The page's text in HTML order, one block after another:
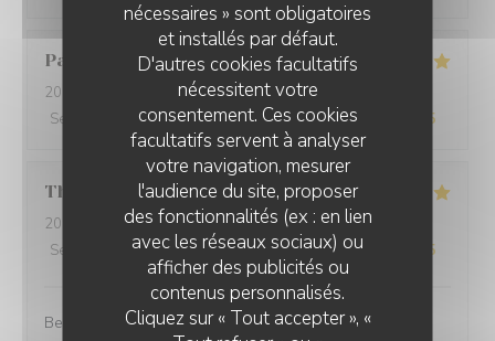
nécessaires » sont obligatoires
et installés par défaut.
D'autres cookies facultatifs
nécessitent votre
consentement. Ces cookies
facultatifs servent à analyser
votre navigation, mesurer
l'audience du site, proposer
des fonctionnalités (ex : en lien
avec les réseaux sociaux) ou
afficher des publicités ou
contenus personnalisés.
Cliquez sur « Tout accepter », «
Paolo
2025-12-29
- 20:00 - Couverts 2
Service
Ambiance:5/5 Cuisine: 5/5 Qualité / Prix /5
Thomas
2025-12-31- 20:00 - Couverts 2
Service
Ambiance : 5/5 Cuisine: 5/5 Qualité / Prix /5
Best cuisine in old Nice.